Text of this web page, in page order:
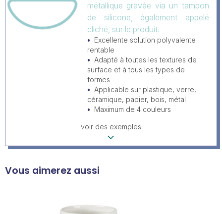
métallique gravée via un tampon
de silicone, également appelé
cliché, sur le produit.
Excellente solution polyvalente
rentable
Adapté à toutes les textures de
surface et à tous les types de
formes
Applicable sur plastique, verre,
céramique, papier, bois, métal
Maximum de 4 couleurs
voir des exemples
Vous aimerez aussi